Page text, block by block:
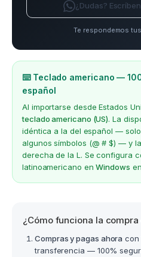
¿Dudas?
Te respondemos
⌨️ Teclado americano —
español
Al importarse desde Estados
teclado americano (US). La
idéntica a la del español —
algunos símbolos (@ # $) — y
derecha de la L. Se configura
latinoamericano enWindows
¿Cómo funciona la
Compras y pagas ahora con
transferencia — 100%